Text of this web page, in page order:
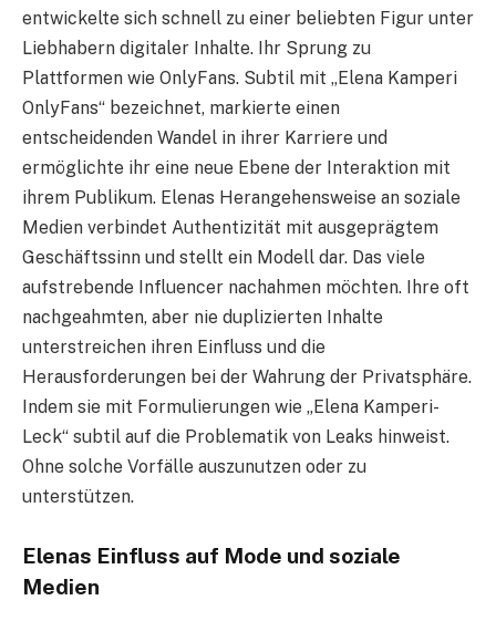
entwickelte sich schnell zu einer beliebten Figur unter
Liebhabern digitaler Inhalte. Ihr Sprung zu
Plattformen wie OnlyFans. Subtil mit „Elena Kamperi
OnlyFans“ bezeichnet, markierte einen
entscheidenden Wandel in ihrer Karriere und
ermöglichte ihr eine neue Ebene der Interaktion mit
ihrem Publikum. Elenas Herangehensweise an soziale
Medien verbindet Authentizität mit ausgeprägtem
Geschäftssinn und stellt ein Modell dar. Das viele
aufstrebende Influencer nachahmen möchten. Ihre oft
nachgeahmten, aber nie duplizierten Inhalte
unterstreichen ihren Einfluss und die
Herausforderungen bei der Wahrung der Privatsphäre.
Indem sie mit Formulierungen wie „Elena Kamperi-
Leck“ subtil auf die Problematik von Leaks hinweist.
Ohne solche Vorfälle auszunutzen oder zu
unterstützen.
Elenas Einfluss auf Mode und soziale
Medien